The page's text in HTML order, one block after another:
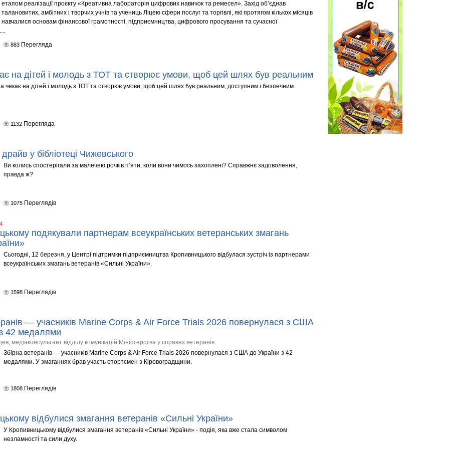
етапом реалізації проєкту «Креативна лабораторія цифрових навичок та ремесел». Захід об’єднав
талановитих, амбітних і творчих учнів та учениць Ліцею сфери послуг та торгівлі, які протягом кількох місяців
навчалися основам фінансової грамотності, підприємництва, цифрового просування та сучасної
883 Перегляда
на дітей і молодь з ТОТ та створює умови, щоб цей шлях був реальним
чекає на дітей і молодь з ТОТ та створює умови, щоб цей шлях був реальним, доступним і безпечним.
1132 Перегляда
у бібліотеці Чижевського
Ви колись спостерігали за малечею рочків п’яти, коли вони чимось захоплені? Справжнє задоволення,
правда ж?
1075 Переглядів
подякували партнерам всеукраїнських ветеранських змагань
Сьогодні, 12 березня, у Центрі підтримки підприємництва Кропивницького відбулася зустріч із партнерами
всеукраїнських змагань ветеранів «Сильні України».
1598 Переглядів
— учасників Marine Corps & Air Force Trials 2026 повернулася з США
42 медалями
медіаконсультант відділу комунікацій Міністерства у справах ветеранів
Збірна ветеранів — учасників Marine Corps & Air Force Trials 2026 повернулася з США до України з 42
медалями. У змаганнях брав участь спортсмен з Кіровоградщини.
1808 Переглядів
відбулися змагання ветеранів «Сильні України»
У Кропивницькому відбулися змагання ветеранів «Сильні України» - подія, яка вже стала символом
незламності та сили духу.